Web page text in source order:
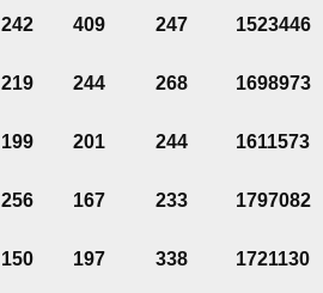
242 409 247 1523446
219 244 268 1698973
199 201 244 1611573
256 167 233 1797082
150 197 338 1721130